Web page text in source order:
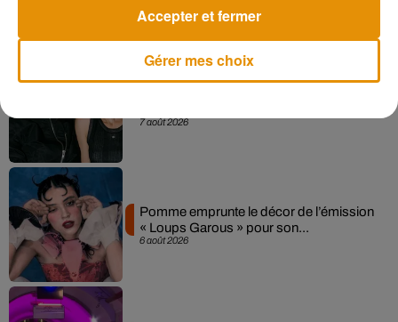
7 août 2026
6 août 2026
Pomme emprunte le décor de l’émission
« Loups Garous » pour son...
Gérer mes choix
Accepter et fermer